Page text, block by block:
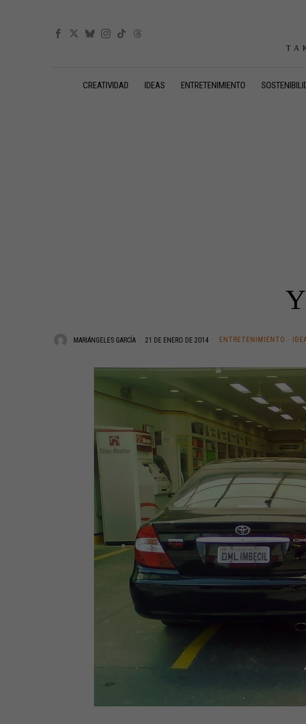
CREATIVIDAD IDEAS ENTRETENIMIENTO
MARIÁNGELES GARCÍA 21 DE ENERO DE 2014 ENTRETENIMIENTO ·